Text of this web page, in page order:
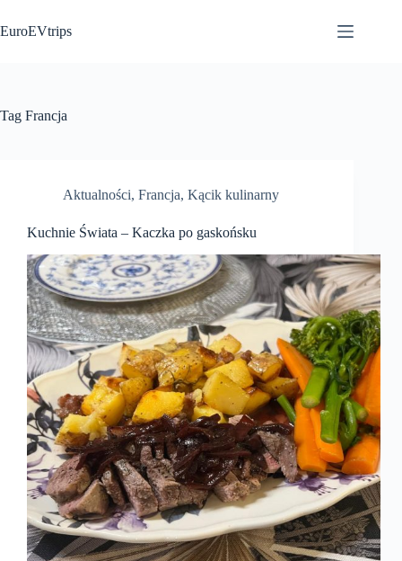
do
treści
EuroEVtrips
Tag Francja
Aktualności, Francja, Kącik kulinarny
Kuchnie Świata – Kaczka po gaskońsku